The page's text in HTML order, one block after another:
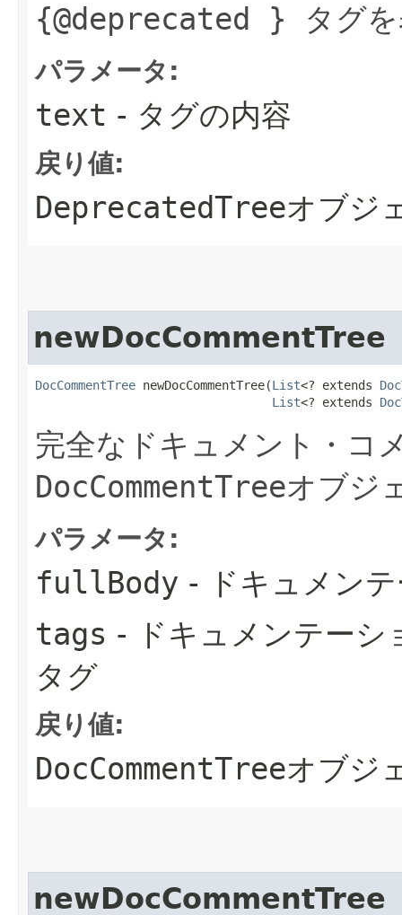
{@deprecated } タグ
パラメータ:
text - タグの内容
戻り値:
DeprecatedTreeオブジ
newDocCommentTree
DocCommentTree newDocCommentTree​(List<? extends
List<? extends
完全なドキュメント・コ
DocCommentTreeオブジ
パラメータ:
fullBody - ドキュメン
tags - ドキュメンテーシ
タグ
戻り値:
DocCommentTreeオブジ
newDocCommentTree